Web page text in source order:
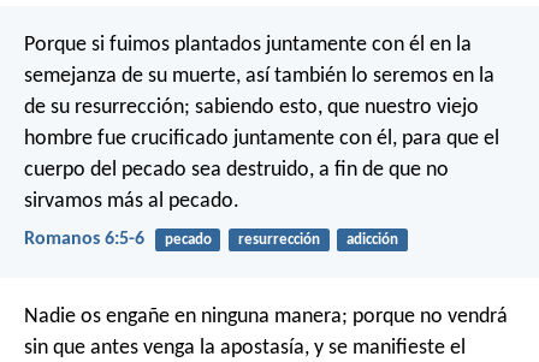
Porque si fuimos plantados juntamente con él en la
semejanza de su muerte, así también lo seremos en la
de su resurrección; sabiendo esto, que nuestro viejo
hombre fue crucificado juntamente con él, para que el
cuerpo del pecado sea destruido, a fin de que no
sirvamos más al pecado.
Romanos 6:5-6 pecado resurrección adicción
Nadie os engañe en ninguna manera; porque no vendrá
sin que antes venga la apostasía, y se manifieste el